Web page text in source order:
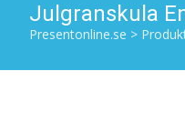
Julgranskula
Presentonline.se >